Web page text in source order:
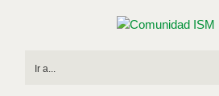
Ir a...